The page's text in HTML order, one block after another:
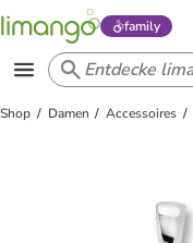
family
Shop Damen Accessoires